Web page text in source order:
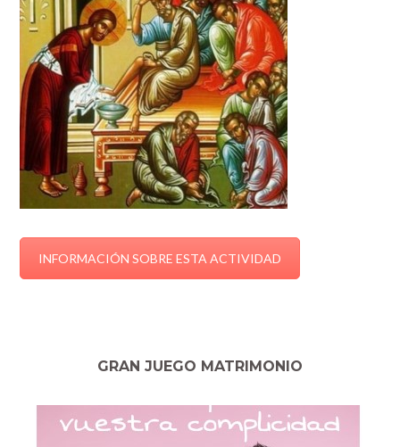
INFORMACIÓN SOBRE ESTA ACTIVIDAD
GRAN JUEGO MATRIMONIO